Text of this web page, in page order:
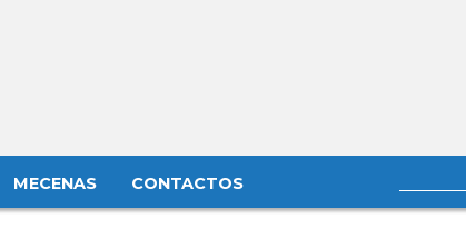
MECENAS CONTACTOS